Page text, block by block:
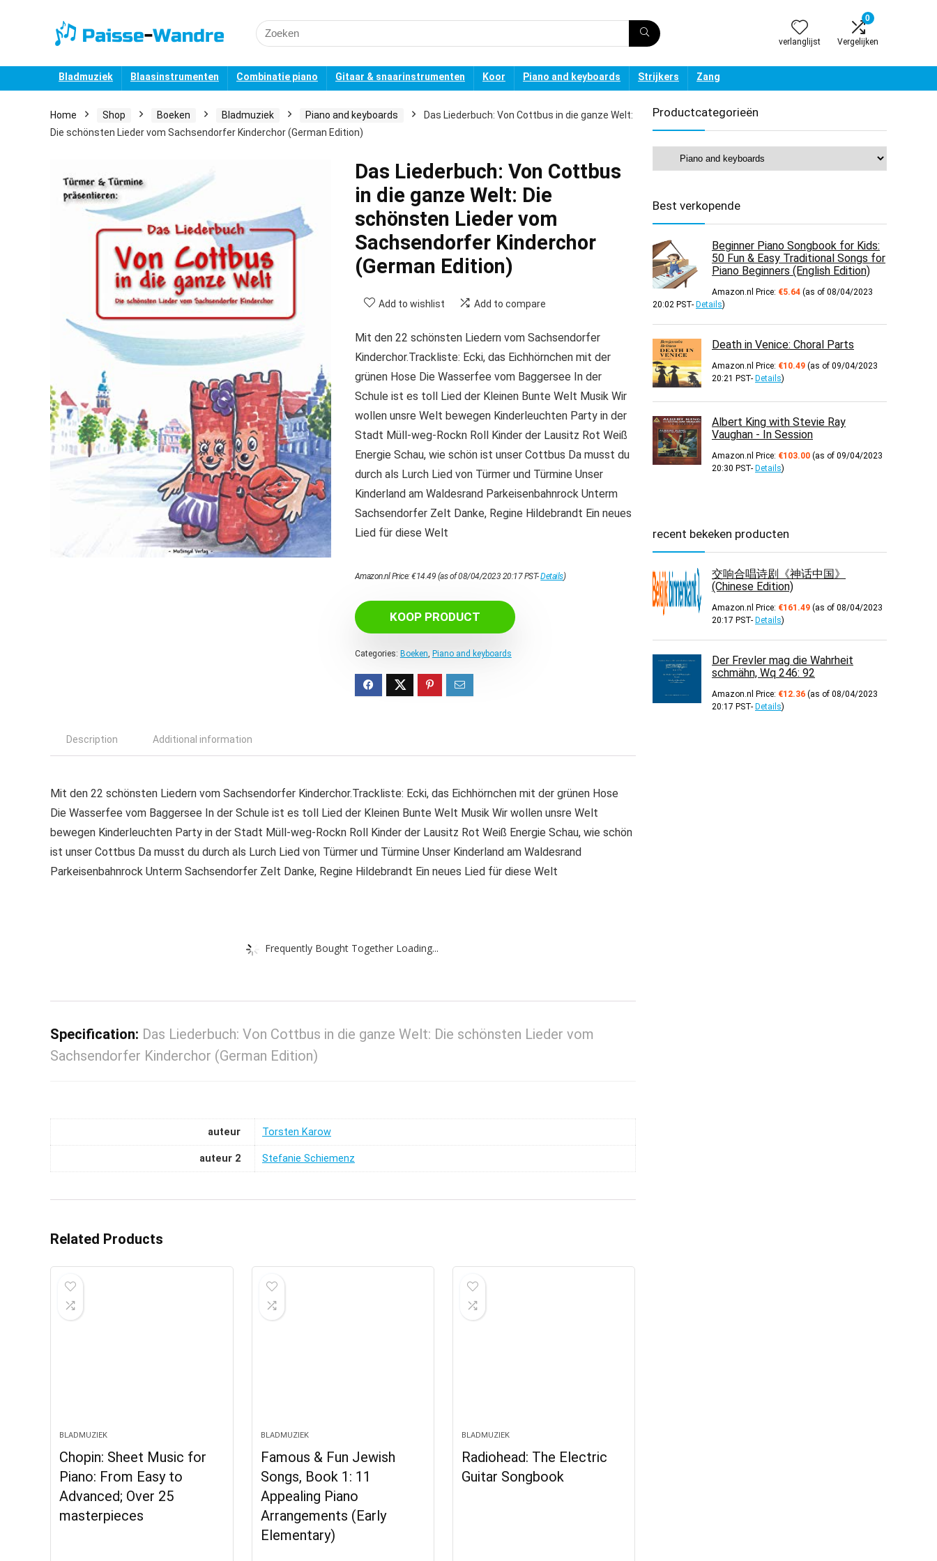
Search
for:
verlanglijst
0
Vergelijken
Bladmuziek Blaasinstrumenten Combinatie piano Gitaar & snaarinstrumenten Koor Piano and keyboards Strijkers Zang
Home Shop Boeken Bladmuziek Piano and keyboards
Das Liederbuch: Von Cottbus in die ganze Welt:
Die schönsten Lieder vom Sachsendorfer Kinderchor (German Edition)
Das Liederbuch: Von Cottbus
in die ganze Welt: Die
schönsten Lieder vom
Sachsendorfer Kinderchor
(German Edition)
Add to wishlist Add to compare
Mit den 22 schönsten Liedern vom Sachsendorfer
Kinderchor.Trackliste: Ecki, das Eichhörnchen mit der
grünen Hose Die Wasserfee vom Baggersee In der
Schule ist es toll Lied der Kleinen Bunte Welt Musik Wir
wollen unsre Welt bewegen Kinderleuchten Party in der
Stadt Müll-weg-Rockn Roll Kinder der Lausitz Rot Weiß
Energie Schau, wie schön ist unser Cottbus Da musst du
durch als Lurch Lied von Türmer und Türmine Unser
Kinderland am Waldesrand Parkeisenbahnrock Unterm
Sachsendorfer Zelt Danke, Regine Hildebrandt Ein neues
Lied für diese Welt
Amazon.nl Price:€14.49 (as of 08/04/2023 20:17 PST-Details)
KOOP PRODUCT
Categories: Boeken, Piano and keyboards
Description Additional information
Mit den 22 schönsten Liedern vom Sachsendorfer Kinderchor.Trackliste: Ecki, das Eichhörnchen mit der grünen Hose
Die Wasserfee vom Baggersee In der Schule ist es toll Lied der Kleinen Bunte Welt Musik Wir wollen unsre Welt
bewegen Kinderleuchten Party in der Stadt Müll-weg-Rockn Roll Kinder der Lausitz Rot Weiß Energie Schau, wie schön
ist unser Cottbus Da musst du durch als Lurch Lied von Türmer und Türmine Unser Kinderland am Waldesrand
Parkeisenbahnrock Unterm Sachsendorfer Zelt Danke, Regine Hildebrandt Ein neues Lied für diese Welt
Frequently Bought Together Loading...
Specification: Das Liederbuch: Von Cottbus in die ganze Welt: Die schönsten Lieder vom
Sachsendorfer Kinderchor (German Edition)
auteur Torsten Karow
auteur 2 Stefanie Schiemenz
Related Products
BLADMUZIEK
Chopin: Sheet Music for
Piano: From Easy to
Advanced; Over 25
masterpieces
BLADMUZIEK
Famous & Fun Jewish
Songs, Book 1: 11
Appealing Piano
Arrangements (Early
Elementary)
BLADMUZIEK
Radiohead: The Electric
Guitar Songbook
Productcategorieën
Best verkopende
Beginner Piano Songbook for Kids:
50 Fun & Easy Traditional Songs for
Piano Beginners (English Edition)
Amazon.nl Price: €5.64 (as of 08/04/2023
20:02 PST- Details)
Death in Venice: Choral Parts
Amazon.nl Price: €10.49 (as of 09/04/2023
20:21 PST- Details)
Albert King with Stevie Ray
Vaughan - In Session
Amazon.nl Price: €103.00 (as of 09/04/2023
20:30 PST- Details)
recent bekeken producten
交响合唱诗剧《神话中国》
(Chinese Edition)
Amazon.nl Price: €161.49 (as of 08/04/2023
20:17 PST- Details)
Der Frevler mag die Wahrheit
schmähn, Wq 246: 92
Amazon.nl Price: €12.36 (as of 08/04/2023
20:17 PST- Details)